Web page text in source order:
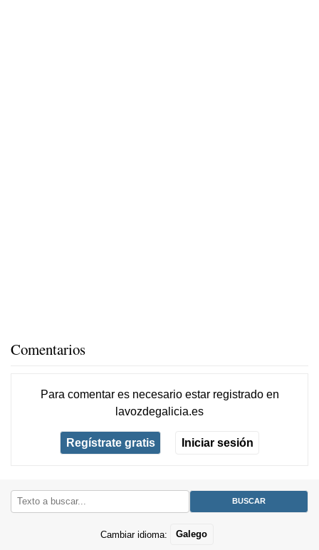
Comentarios
Para comentar es necesario estar registradoen
lavozdegalicia.es
Regístrate gratis Iniciar sesión
Cambiar idioma: Galego